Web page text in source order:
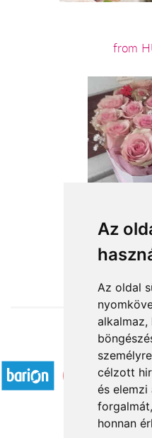
Az
Az oldal
alkalmaz,
célzott
és elemzi
honnan
from
from
Accepted